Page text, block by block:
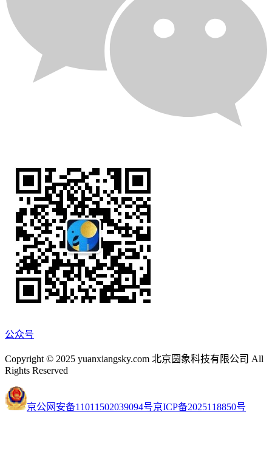
公众号
Copyright © 2025 yuanxiangsky.com 北京圆象科技有限公司 All
Rights Reserved
京公网安备11011502039094号京ICP备2025118850号